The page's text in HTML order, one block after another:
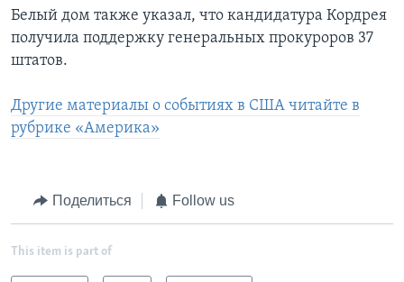
Белый дом также указал, что кандидатура Кордрея
получила поддержку генеральных прокуроров 37
штатов.
Другие материалы о событиях в США читайте в
рубрике «Америка»
Поделиться Follow us
This item is part of